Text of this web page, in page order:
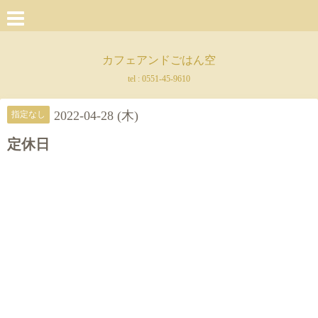
カフェアンドごはん空
tel : 0551-45-9610
指定なし 2022-04-28 (木)
定休日